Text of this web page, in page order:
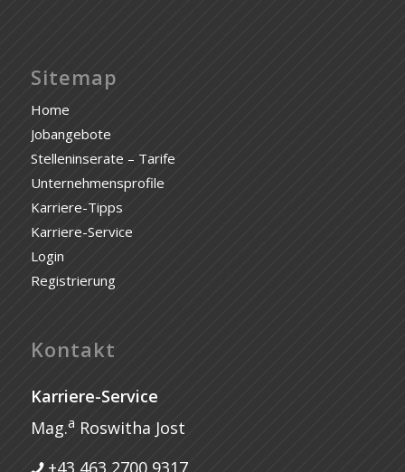
Sitemap
Home
Jobangebote
Stelleninserate – Tarife
Unternehmensprofile
Karriere-Tipps
Karriere-Service
Login
Registrierung
Kontakt
Karriere-Service
Mag.a Roswitha Jost